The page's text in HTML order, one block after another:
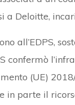
a Deloitte,
all’EDPS,
confermò
(UE)
in parte il